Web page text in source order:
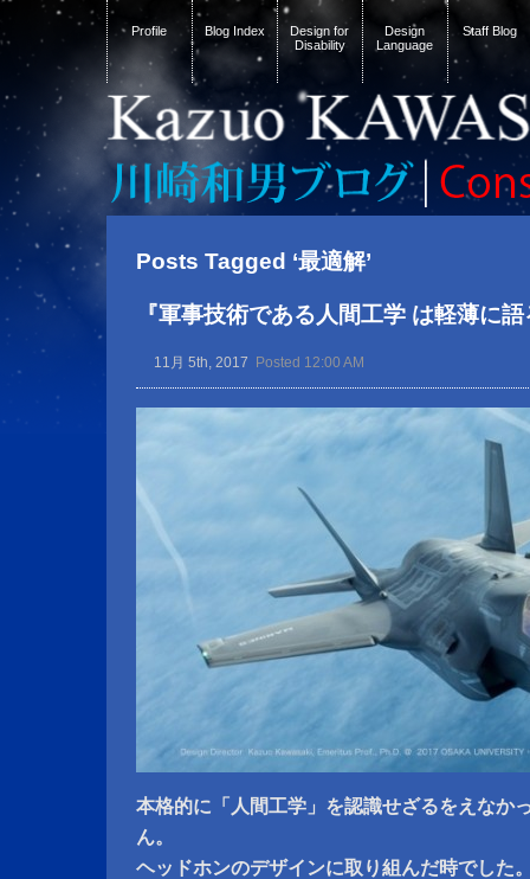
Profile Blog Index
Design for
Disability
Design
Language
Staff Blog
Posts Tagged ‘最適解’
『軍事技術である人間工学 は軽薄に
11月 5th, 2017 Posted 12:00 AM
本格的に「人間工学」を認識せざるをえなか
ん。
ヘッドホンのデザインに取り組んだ時でした